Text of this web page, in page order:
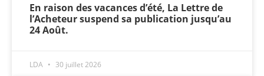
En raison des vacances d’été, La Lettre de
l’Acheteur suspend sa publication jusqu’au
24 Août.
LDA 30 juillet 2026